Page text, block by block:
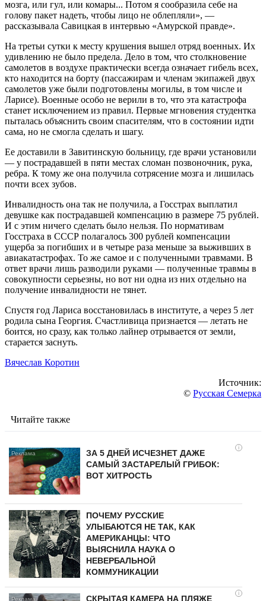
мозга, или гул, или комары... Потом я сообразила себе на
голову пакет надеть, чтобы лицо не облепляли», —
рассказывала Савицкая в интервью «Амурской правде».
На третьи сутки к месту крушения вышел отряд военных. Их
удивлению не было предела. Дело в том, что столкновение
самолетов в воздухе практически всегда означает гибель всех,
кто находится на борту (пассажирам и членам экипажей двух
самолетов уже были подготовлены могилы, в том числе и
Ларисе). Военные особо не верили в то, что эта катастрофа
станет исключением из правил. Первые мгновения студентка
пыталась объяснить своим спасителям, что в состоянии идти
сама, но не смогла сделать и шагу.
Ее доставили в Завитинскую больницу, где врачи установили
— у пострадавшей в пяти местах сломан позвоночник, рука,
ребра. К тому же она получила сотрясение мозга и лишилась
почти всех зубов.
Инвалидность она так не получила, а Госстрах выплатил
девушке как пострадавшей компенсацию в размере 75 рублей.
И с этим ничего сделать было нельзя. По нормативам
Госстраха в СССР полагалось 300 рублей компенсации
ущерба за погибших и в четыре раза меньше за выживших в
авиакатастрофах. То же самое и с полученными травмами. В
ответ врачи лишь разводили руками — полученные травмы в
совокупности серьезны, но вот ни одна из них отдельно на
получение инвалидности не тянет.
Спустя год Лариса восстановилась в институте, а через 5 лет
родила сына Георгия. Счастливица признается — летать не
боится, но сразу, как только лайнер отрывается от земли,
старается заснуть.
Вячеслав Коротин
Источник:
© Русская Семерка
Читайте также
i
ЗА 5 ДНЕЙ ИСЧЕЗНЕТ ДАЖЕ
САМЫЙ ЗАСТАРЕЛЫЙ ГРИБОК:
ВОТ ХИТРОСТЬ
ПОЧЕМУ РУССКИЕ
УЛЫБАЮТСЯ НЕ ТАК, КАК
АМЕРИКАНЦЫ: ЧТО
ВЫЯСНИЛА НАУКА О
НЕВЕРБАЛЬНОЙ
КОММУНИКАЦИИ
i
СКРЫТАЯ КАМЕРА НА ПЛЯЖЕ